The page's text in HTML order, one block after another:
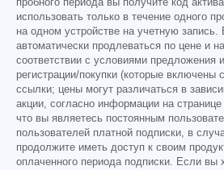
пробного периода вы получите код
использовать только в течение одного
на одном устройстве на учетную
автоматически продлеваться по цене и
соответствии с условиями предложения
регистрации/покупки (которые включены
ссылки; цены могут различаться в
акции, согласно информации на
что вы являетесь постоянным
пользователей платной подписки, в
продолжите иметь доступ к своим
оплаченного периода подписки. Если вы